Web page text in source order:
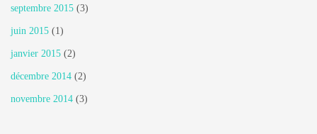
septembre 2015 (3)
juin 2015 (1)
janvier 2015 (2)
décembre 2014 (2)
novembre 2014 (3)